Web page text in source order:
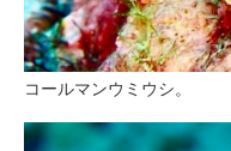
コールマンウミウシ。